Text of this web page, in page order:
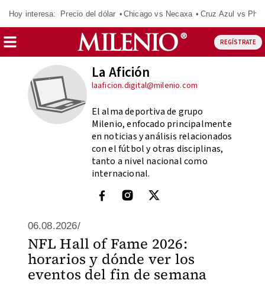
Hoy interesa: Precio del dólar Chicago vs Necaxa Cruz Azul vs
REGÍSTRATE
La Afición
laaficion.digital@milenio.com
El alma deportiva de grupo
Milenio, enfocado principalmente
en noticias y análisis relacionados
con el fútbol y otras disciplinas,
tanto a nivel nacional como
internacional.
06.08.2026/
NFL Hall of Fame 2026:
horarios y dónde ver los
eventos del fin de semana